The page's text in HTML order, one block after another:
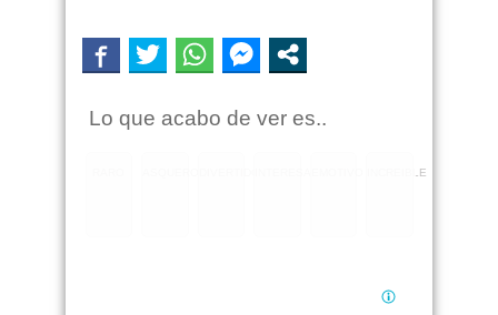
Lo que acabo de ver es..
INCREIBLE